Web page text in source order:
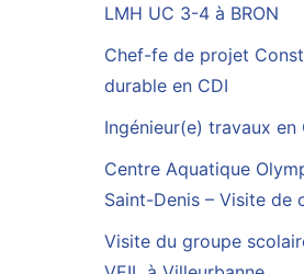
LMH UC 3-4 à BRON
Chef-fe de projet
durable en CDI
Ingénieur(e) travaux en
Centre Aquatique
Saint-Denis – Visite de
Visite du groupe